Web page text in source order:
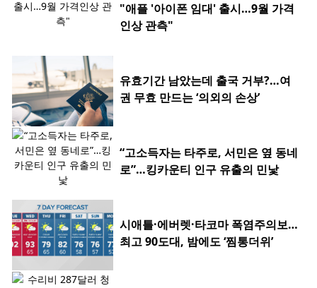
"애플 '아이폰 임대' 출시…9월 가격
인상 관측"
유효기간 남았는데 출국 거부?…여
권 무효 만드는 ‘의외의 손상’
“고소득자는 타주로, 서민은 옆 동네
로”…킹카운티 인구 유출의 민낯
시애틀·에버렛·타코마 폭염주의보…
최고 90도대, 밤에도 ‘찜통더위’